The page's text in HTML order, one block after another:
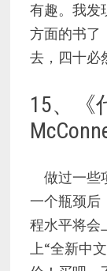
有趣。我发
方面的书了
去，四十必
15、《
做过一些
一个瓶颈后
程水平将会
上“全新中